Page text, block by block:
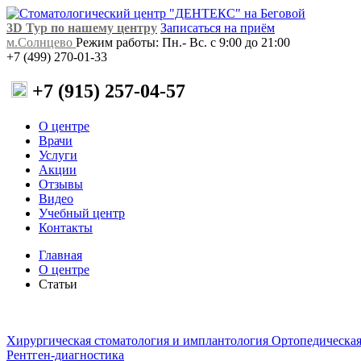
3D Тур по нашему центру Записаться на приём
м.Солнцево Режим работы: Пн.- Вс. с 9:00 до 21:00
+7 (499) 270-01-33
+7 (915) 257-04-57
О центре
Врачи
Услуги
Акции
Отзывы
Видео
Учебный центр
Контакты
Главная
О центре
Статьи
Хирургическая стоматология и имплантология
Рентген-диагностика